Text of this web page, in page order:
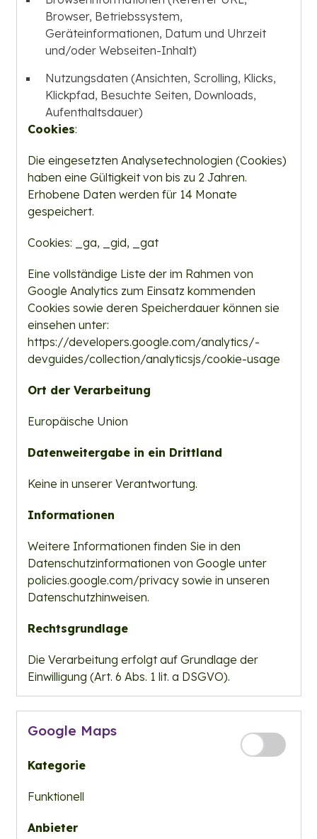
Browser, Betriebssystem,
Geräteinformationen, Datum und Uhrzeit
und/oder Webseiten-Inhalt)
Nutzungsdaten (Ansichten, Scrolling, Klicks,
Klickpfad, Besuchte Seiten, Downloads,
Aufenthaltsdauer)
Cookies:
Die eingesetzten Analysetechnologien (Cookies)
haben eine Gültigkeit von bis zu 2 Jahren.
Erhobene Daten werden für 14 Monate
gespeichert.
Cookies: _ga, _gid, _gat
Eine vollständige Liste der im Rahmen von
Google Analytics zum Einsatz kommenden
Cookies sowie deren Speicherdauer können sie
einsehen unter:
https://developers.google.com/­analytics/­
devguides/­collection/­analyticsjs/cookie-usage
Ort der Verarbeitung
Europäische Union
Datenweitergabe in ein Drittland
Keine in unserer Verantwortung.
Informationen
Weitere Informationen finden Sie in den
Datenschutzinformationen von Google unter
policies.google.com/privacysowie in unseren
Datenschutzhinweisen.
Rechtsgrundlage
Die Verarbeitung erfolgt auf Grundlage der
Einwilligung (Art. 6 Abs. 1 lit. a DSGVO).
Google Maps
Kategorie
Funktionell
Anbieter